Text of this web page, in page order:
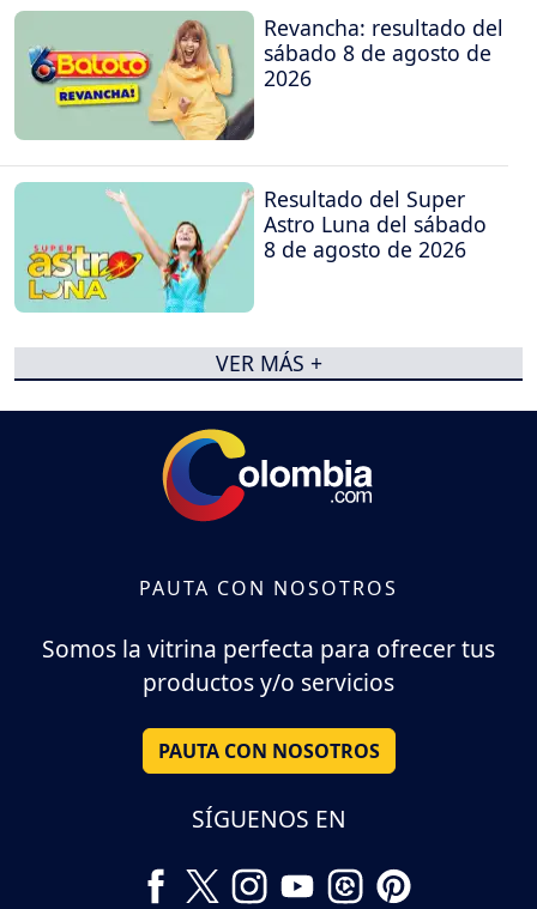
Revancha: resultado del
sábado 8 de agosto de
2026
Resultado del Super
Astro Luna del sábado
8 de agosto de 2026
VER MÁS +
PAUTA CON NOSOTROS
Somos la vitrina perfecta para ofrecer tus
productos y/o servicios
PAUTA CON NOSOTROS
SÍGUENOS EN